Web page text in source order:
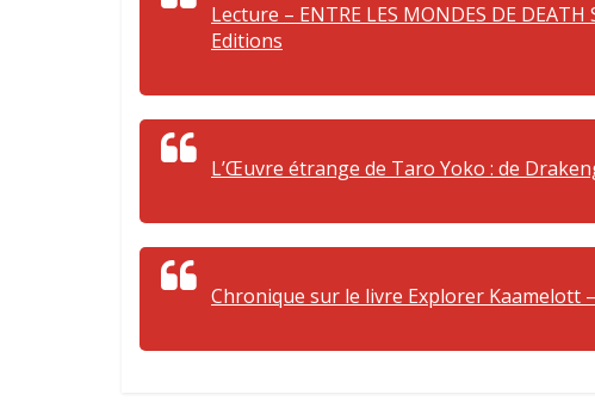
Lecture – ENTRE LES MONDES DE DEATH
Editions
L’Œuvre étrange de Taro Yoko : de
Chronique sur le livre Explorer Kaamelott